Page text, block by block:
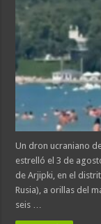
Un dron ucraniano
estrelló el 3 de
de Arjipki, en el
Rusia), a orillas del
seis …